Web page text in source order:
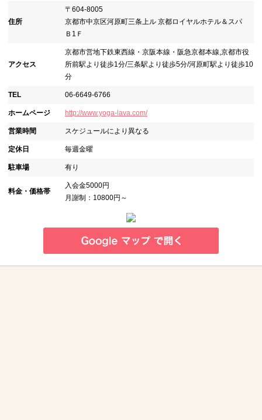
住所
〒604-8005
京都市中京区河原町三条上ル 京都ロイヤルホテル＆スパ
Ｂ1Ｆ
アクセス
京都市営地下鉄東西線・京阪本線・阪急京都本線,京都市役
所前駅より徒歩1分/三条駅より徒歩5分/河原町駅より徒歩10
分
TEL 06-6649-6766
ホームページ http://www.yoga-lava.com/
営業時間 スケジュールにより異なる
定休日 毎週金曜
駐車場 有り
料金・価格帯
入会金5000円
月謝制：10800円～